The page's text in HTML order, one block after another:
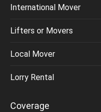
International Mover
Lifters or Movers
Local Mover
Lorry Rental
Coverage